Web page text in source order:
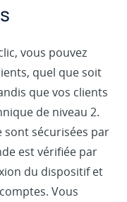
vous pouvez
quel que soit
que vos clients
de niveau 2.
sont sécurisées par
est vérifiée par
du dispositif et
Vous